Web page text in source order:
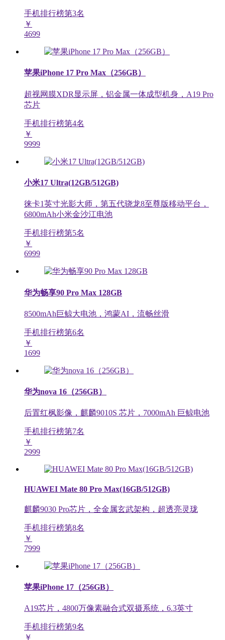
手机排行榜第3名
￥
4699
苹果iPhone 17 Pro Max（256GB）
超视网膜XDR显示屏，铝金属一体成型机身，A19 Pro
芯片
手机排行榜第4名
￥
9999
小米17 Ultra(12GB/512GB)
徕卡1英寸光影大师，第五代骁龙8至尊版移动平台，
6800mAh小米金沙江电池
手机排行榜第5名
￥
6999
华为畅享90 Pro Max 128GB
8500mAh巨鲸大电池，鸿蒙AI，流畅丝滑
手机排行榜第6名
￥
1699
华为nova 16（256GB）
后置红枫影像，麒麟9010S 芯片，7000mAh 巨鲸电池
手机排行榜第7名
￥
2999
HUAWEI Mate 80 Pro Max(16GB/512GB)
麒麟9030 Pro芯片，全金属玄武架构，超透亮灵珑
手机排行榜第8名
￥
7999
苹果iPhone 17（256GB）
A19芯片，4800万像素融合式双摄系统，6.3英寸
手机排行榜第9名
￥